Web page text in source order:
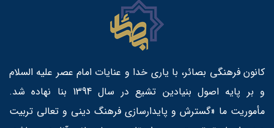
کانون فرهنگی بصائر، با یاری خدا و عنایات امام عصر علیه السلام
و بر پایه اصول بنیادین تشیع در سال 1394 بنا نهاده شد.
مأموریت ما «گسترش و پایدارسازی فرهنگ دینی و تعالی تربیت